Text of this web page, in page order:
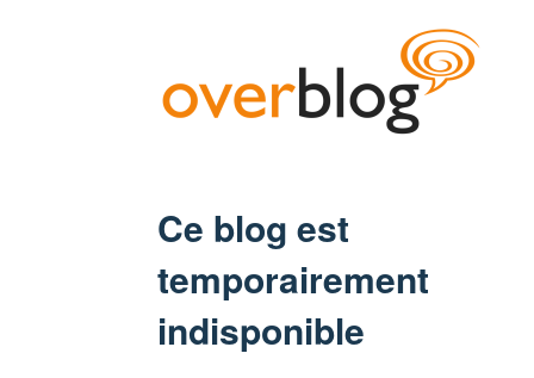
Ce blog est
temporairement
indisponible